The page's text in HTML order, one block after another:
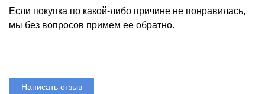
Если покупка по какой-либо причине не понравилась,
мы без вопросов примем ее обратно.
Написать отзыв